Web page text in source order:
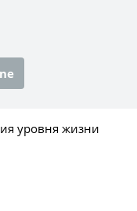
уровня жизни